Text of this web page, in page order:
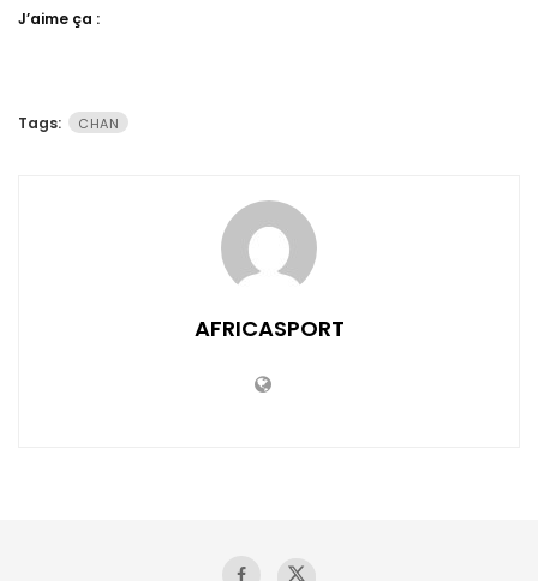
J’aime ça :
Tags: CHAN
AFRICASPORT